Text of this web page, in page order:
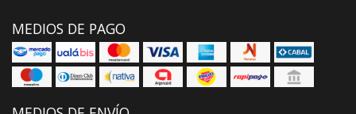
MEDIOS DE PAGO